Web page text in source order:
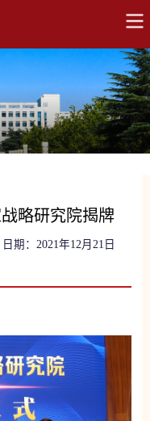
略研究院揭牌
日期：2021年12月21日